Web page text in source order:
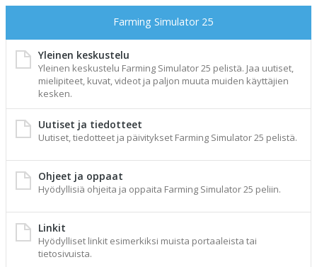
Farming Simulator 25
Yleinen keskustelu
Yleinen keskustelu Farming Simulator 25 pelistä. Jaa uutiset,
mielipiteet, kuvat, videot ja paljon muuta muiden käyttäjien
kesken.
Uutiset ja tiedotteet
Uutiset, tiedotteet ja päivitykset Farming Simulator 25 pelistä.
Ohjeet ja oppaat
Hyödyllisiä ohjeita ja oppaita Farming Simulator 25 peliin.
Linkit
Hyödylliset linkit esimerkiksi muista portaaleista tai
tietosivuista.